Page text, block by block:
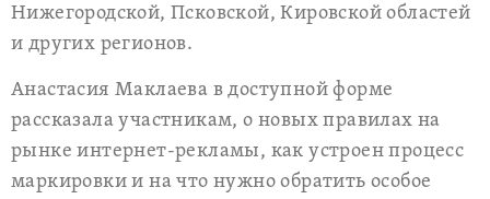
Нижегородской, Псковской, Кировской областей
и других регионов.
Анастасия Маклаева в доступной форме
рассказала участникам, о новых правилах на
рынке интернет-рекламы, как устроен процесс
маркировки и на что нужно обратить особое